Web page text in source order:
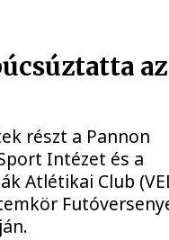
az
részt a Pannon
Intézet és a
Atlétikai Club